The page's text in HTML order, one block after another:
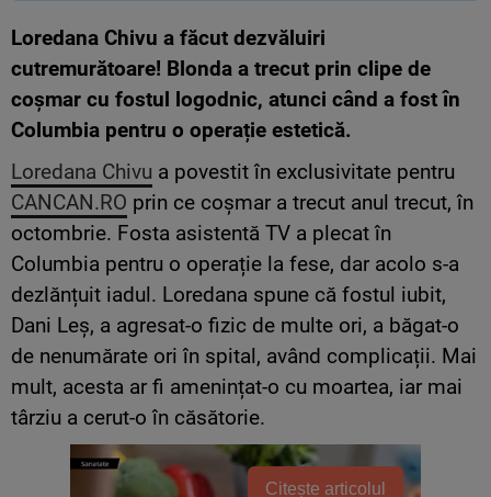
Loredana Chivu a făcut dezvăluiri
cutremurătoare! Blonda a trecut prin clipe de
coșmar cu fostul logodnic, atunci când a fost în
Columbia pentru o operație estetică.
Loredana Chivu a povestit în exclusivitate pentru
CANCAN.RO prin ce coșmar a trecut anul trecut, în
octombrie. Fosta asistentă TV a plecat în
Columbia pentru o operație la fese, dar acolo s-a
dezlănțuit iadul. Loredana spune că fostul iubit,
Dani Leș, a agresat-o fizic de multe ori, a băgat-o
de nenumărate ori în spital, având complicații. Mai
mult, acesta ar fi amenințat-o cu moartea, iar mai
târziu a cerut-o în căsătorie.
Citește articolul